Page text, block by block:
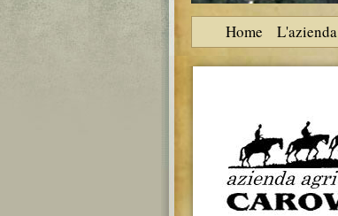
Home L'azienda